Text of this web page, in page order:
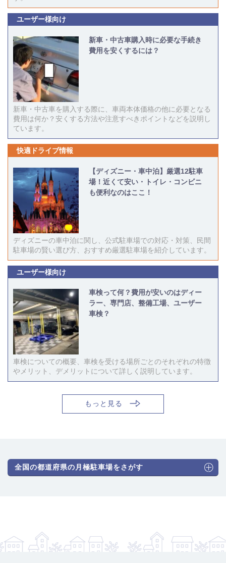
ユーザー様向け
新車・中古車購入時に必要な手続き
費用を安くするには？
新車・中古車を購入する際に、車両本体価格の他に必要となる
費用は何か？安くする方法や注意すべきポイントなどを説明し
ています。
快適ドライブ情報
【ディズニー・車中泊】厳選12駐車
場！近くて安い・トイレ・コンビニ
も便利なのはここ！
ディズニーの車中泊に関し、公式駐車場での対応・対策、民間
駐車場の賢い選び方、おすすめ厳選駐車場を紹介しています。
ユーザー様向け
車検って何？費用が安いのはディー
ラー、専門店、整備工場、ユーザー
車検？
車検についての概要、車検を受ける場所ごとのそれぞれの特徴
やメリット、デメリットについて詳しく説明しています。
もっと見る
全国の都道府県の月極駐車場をさがす